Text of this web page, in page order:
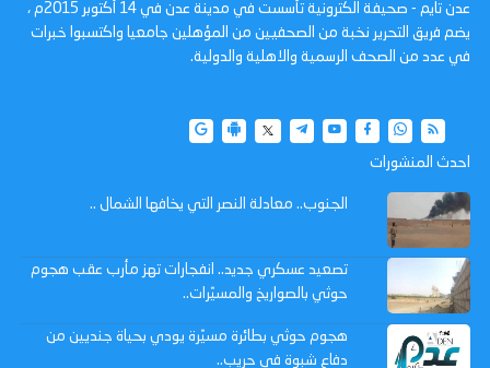
عدن تايم - صحيفة الكترونية تأسست في مدينة عدن في 14 أكتوبر 2015م ،
يضم فريق التحرير نخبة من الصحفيين من المؤهلين جامعيا واكتسبوا خبرات
في عدد من الصحف الرسمية والاهلية والدولية.
احدث المنشورات
الجنوب.. معادلة النصر التي يخافها الشمال ..
تصعيد عسكري جديد.. انفجارات تهز مأرب عقب هجوم
حوثي بالصواريخ والمسيّرات..
هجوم حوثي بطائرة مسيّرة يودي بحياة جنديين من
دفاع شبوة في حريب..